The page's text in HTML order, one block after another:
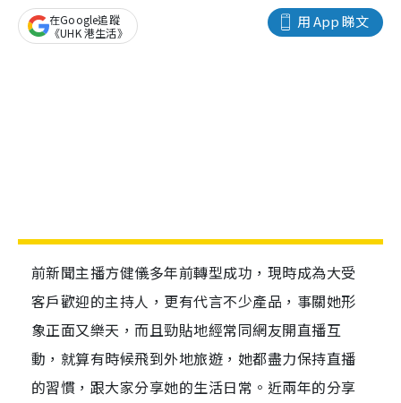
用 App 睇文
在Google追蹤
《UHK 港生活》
前新聞主播方健儀多年前轉型成功，現時成為大受
客戶歡迎的主持人，更有代言不少產品，事關她形
象正面又樂天，而且勁貼地經常同網友開直播互
動，就算有時候飛到外地旅遊，她都盡力保持直播
的習慣，跟大家分享她的生活日常。近兩年的分享